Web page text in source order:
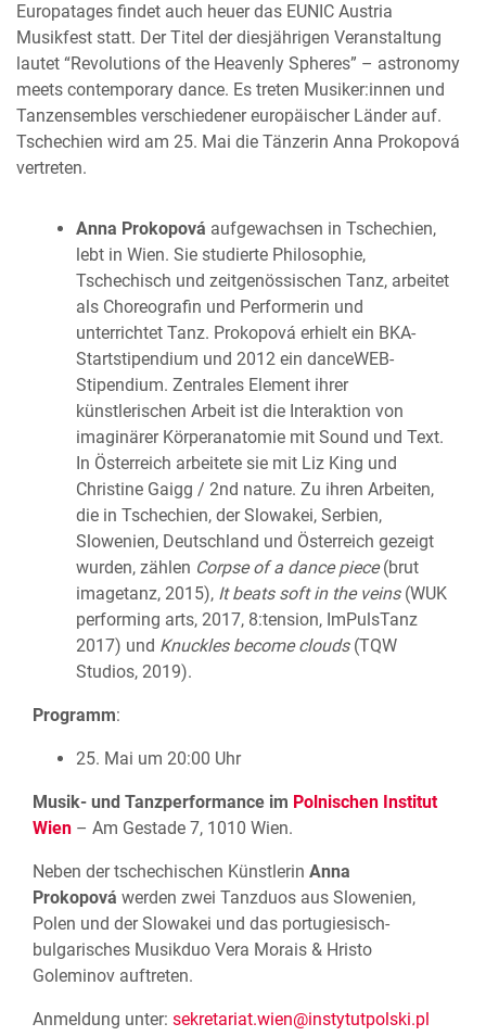
Europatages findet auch heuer das EUNIC Austria
Musikfest statt. Der Titel der diesjährigen Veranstaltung
lautet “Revolutions of the Heavenly Spheres” – astronomy
meets contemporary dance. Es treten Musiker:innen und
Tanzensembles verschiedener europäischer Länder auf.
Tschechien wird am 25. Mai die Tänzerin Anna Prokopová
vertreten.
Anna Prokopová aufgewachsen in Tschechien,
lebt in Wien. Sie studierte Philosophie,
Tschechisch und zeitgenössischen Tanz, arbeitet
als Choreografin und Performerin und
unterrichtet Tanz. Prokopová erhielt ein BKA-
Startstipendium und 2012 ein danceWEB-
Stipendium. Zentrales Element ihrer
künstlerischen Arbeit ist die Interaktion von
imaginärer Körperanatomie mit Sound und Text.
In Österreich arbeitete sie mit Liz King und
Christine Gaigg / 2nd nature. Zu ihren Arbeiten,
die in Tschechien, der Slowakei, Serbien,
Slowenien, Deutschland und Österreich gezeigt
wurden, zählen Corpse of a dance piece(brut
imagetanz, 2015), It beats soft in the veins(WUK
performing arts, 2017, 8:tension, ImPulsTanz
2017) und Knuckles become clouds(TQW
Studios, 2019).
Programm:
25. Mai um 20:00 Uhr
Musik- und Tanzperformance im Polnischen Institut
Wien – Am Gestade 7, 1010 Wien.
Neben der tschechischen Künstlerin Anna
Prokopová werden zwei Tanzduos aus Slowenien,
Polen und der Slowakei und das portugiesisch-
bulgarisches Musikduo Vera Morais & Hristo
Goleminov auftreten.
Anmeldung unter: sekretariat.wien@instytutpolski.pl